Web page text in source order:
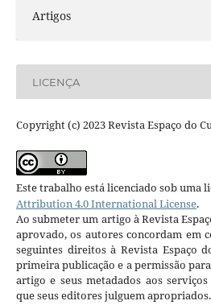
Artigos
LICENÇA
Copyright (c) 2023 Revista Espaço do
Este trabalho está licenciado sob uma
Attribution 4.0 International License.
Ao submeter um artigo à Revista
aprovado, os autores concordam em
seguintes direitos à Revista Espaço
primeira publicação e a permissão
artigo e seus metadados aos
que seus editores julguem apropriados.